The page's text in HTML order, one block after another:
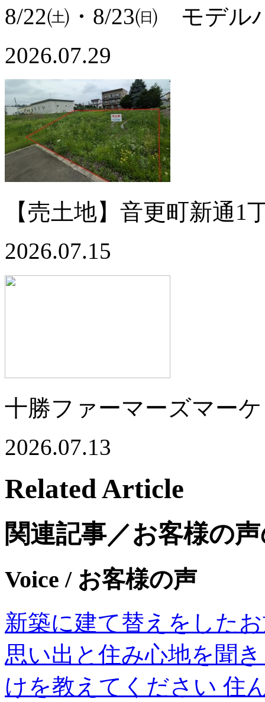
8/22㈯・8/23㈰ モデル
2026.07.29
【売土地】音更町新通1
2026.07.15
十勝ファーマーズマー
2026.07.13
Related Article
関連記事／お客様の
Voice / お客様の声
新築に建て替えをした
思い出と住み心地を聞
けを教えてください 住